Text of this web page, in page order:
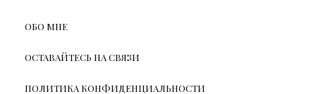
ОБО МНЕ
ОСТАВАЙТЕСЬ НА СВЯЗИ
ПОЛИТИКА КОНФИДЕНЦИАЛЬНОСТИ